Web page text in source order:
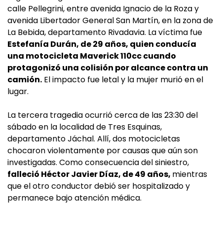
calle Pellegrini, entre avenida Ignacio de la Roza y
avenida Libertador General San Martín, en la zona de
La Bebida, departamento Rivadavia. La víctima fue
Estefanía Durán, de 29 años, quien conducía
una motocicleta Maverick 110cc cuando
protagonizó una colisión por alcance contra un
camión. El impacto fue letal y la mujer murió en el
lugar.
La tercera tragedia ocurrió cerca de las 23:30 del
sábado en la localidad de Tres Esquinas,
departamento Jáchal. Allí, dos motocicletas
chocaron violentamente por causas que aún son
investigadas. Como consecuencia del siniestro,
falleció Héctor Javier Díaz, de 49 años, mientras
que el otro conductor debió ser hospitalizado y
permanece bajo atención médica.